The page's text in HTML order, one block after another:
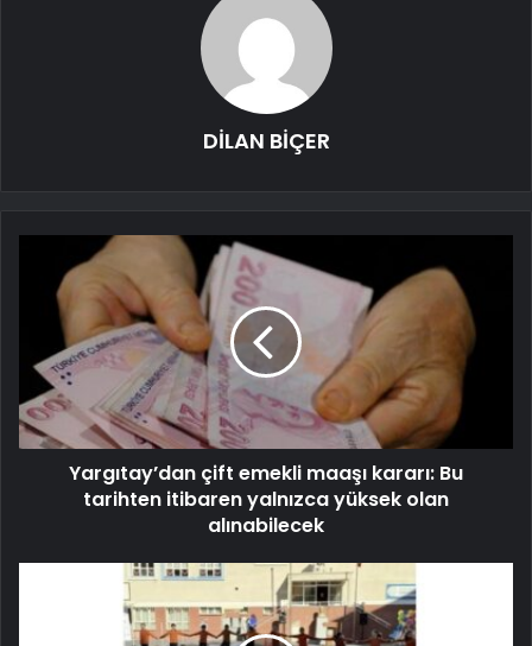
DİLAN BİÇER
Yargıtay’dan çift emekli maaşı kararı: Bu
tarihten itibaren yalnızca yüksek olan
alınabilecek